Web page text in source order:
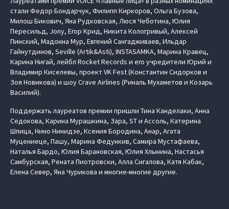
стали Федор Бондарчук, Филипп Киркоров, Ольга Бузова,
Милош Бикович, Яна Рудковская, Люся Чеботина, Юлия
Пересильд, Jony, Егор Крид, Никита Кологривый, Алексей
Пинский, Мадонна Мур, Евгений Сангадживаев, Ильдар
Гайнутдинов, Seville (Artik&Asti), INSTASAMKA, Марина Кравец,
Карина Нигай, лейбл Rocket Records и его учредители Юрий и
Владимир Киселевы, проект VK Fest (Константин Сидорков и
Зоя Новикова) и шоу Crave Airlines (Риналь Мухаметов и Козарь
Василий).
Поддержать лауреатов премии пришли Тина Канделаки, Анна
Седокова, Карина Мурашкина, Зара, ST и Ассоль, Катерина
Шпица, Нино Нинидзе, Ксения Бородина, Анар, Агата
Муцениеце, Пашу, Марина Федункив, Самира Мустафаева,
Наталья Бардо, Юлия Барановская, Юлия Хлынина, Настасья
Самбурская, Рената Пиотровски, Алла Сигалова, Катя Кабак,
Елена Север, Яна Чурикова и многие-многие другие.